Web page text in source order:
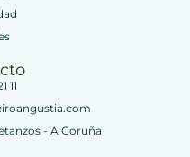
11
- A Coruña